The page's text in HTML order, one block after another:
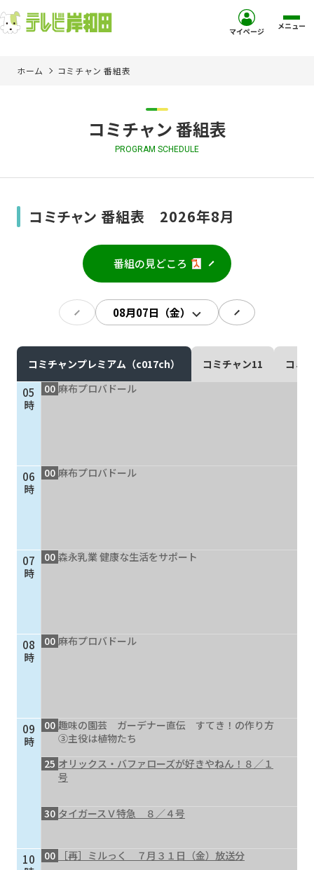
ご加入を検討中の方
現在ご利用中の方
ご加入お申し込み・資
個人情報保護に関する基
本方針
サイトマップ
マイページ メニュー
ホーム コミチャン 番組表
コミチャン 番組表
PROGRAM SCHEDULE
コミチャン 番組表 2026年8月
番組の見どころ
コミチャンプレミアム（c017ch） コミチャン11 コミ
05
時
06
時
07
時
08
時
09
時
10
00 麻布プロバドール
00 麻布プロバドール
00 森永乳業 健康な生活をサポート
00 麻布プロバドール
00 趣味の園芸 ガーデナー直伝 すてき！の作り方
③主役は植物たち
25 オリックス・バファローズが好きやねん！８／１
号
30 タイガースＶ特急 ８／４号
00 ［再］ミルっく ７月３１日（金）放送分